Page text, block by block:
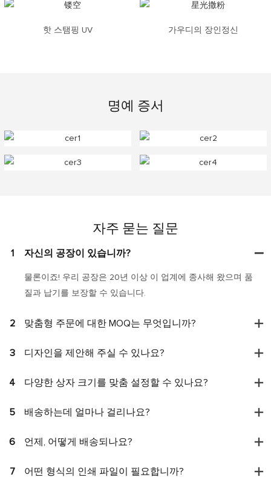
핫 스탬핑 UV 가우디의 장인정신
명예 증서
자주 묻는 질문
1 자신의 공장이 있습니까?
물론이죠! 우리 공장은 20년 이상 이 업계에 종사해 왔으며 품
질과 납기를 보장할 수 있습니다.
2 맞춤형 주문에 대한 MOQ는 무엇입니까?
3 디자인을 제안해 주실 수 있나요?
4 다양한 상자 크기를 맞춤 설정할 수 있나요?
5 배송하는데 얼마나 걸리나요?
6 언제, 어떻게 배송되나요?
7 어떤 형식의 인쇄 파일이 필요합니까?